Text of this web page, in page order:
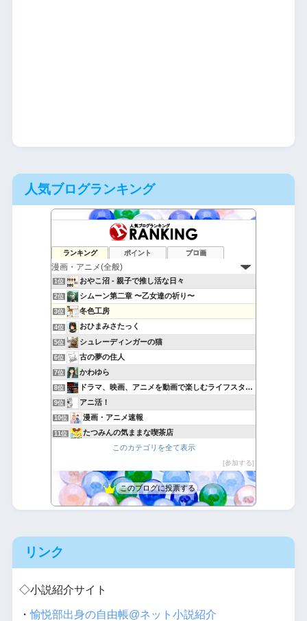
人気ブログランキング
ランキング ポイント ブロ画
1位 おやこ沼 - 親子で推し活な日々
2位 シムーン第二章 〜乙女達の祈り〜
3位 冬色工房
4位 おひまみさたっく
5位 シュレーディンガーの猫
6位 古の夢の住人
7位 かわゆら
8位 ドラマ、映画、アニメを動画で楽しむライフスタイル
9位 アニ活！
10位 漫画・アニメ速報
11位 たつみんの気ままな喫茶店
悪魔と天使と快楽主義者
バカには見えない服はバカに裸を見られる服
14位 アニグラフィ
15位 【爆報】あにめちゃんねる
このカテゴリを全て表示
参加する
このブログに投票する
リンク
◇小説紹介サイト
・愉悦部出身の自由帳@ネット小説紹介